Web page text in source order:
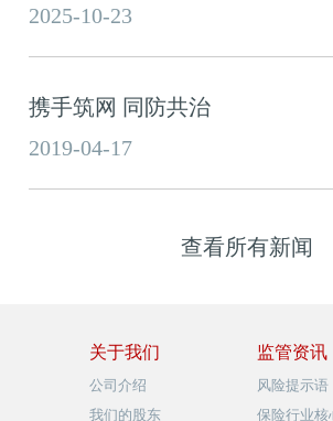
2025-10-23
携手筑网 同防共治
2019-04-17
查看所有新闻
关于我们
公司介绍
我们的股东
监管资讯
风险提示语
保险行业核